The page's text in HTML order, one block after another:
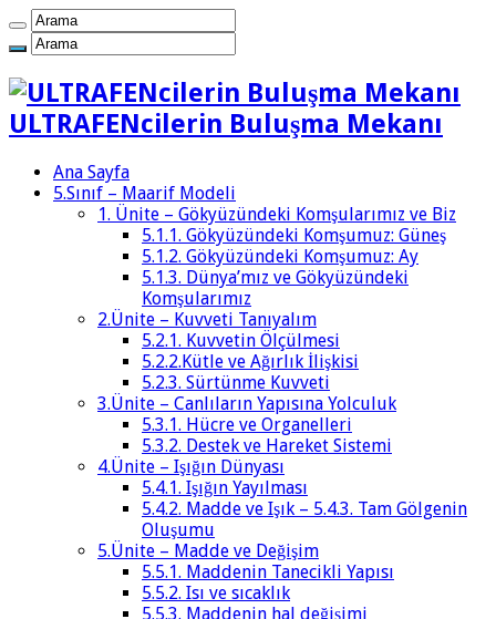
ULTRAFENcilerin Buluşma Mekanı
Ana Sayfa
5.Sınıf – Maarif Modeli
1. Ünite – Gökyüzündeki Komşularımız ve Biz
5.1.1. Gökyüzündeki Komşumuz: Güneş
5.1.2. Gökyüzündeki Komşumuz: Ay
5.1.3. Dünya’mız ve Gökyüzündeki
Komşularımız
2.Ünite – Kuvveti Tanıyalım
5.2.1. Kuvvetin Ölçülmesi
5.2.2.Kütle ve Ağırlık İlişkisi
5.2.3. Sürtünme Kuvveti
3.Ünite – Canlıların Yapısına Yolculuk
5.3.1. Hücre ve Organelleri
5.3.2. Destek ve Hareket Sistemi
4.Ünite – Işığın Dünyası
5.4.1. Işığın Yayılması
5.4.2. Madde ve Işık – 5.4.3. Tam Gölgenin
Oluşumu
5.Ünite – Madde ve Değişim
5.5.1. Maddenin Tanecikli Yapısı
5.5.2. Isı ve sıcaklık
5.5.3. Maddenin hal değişimi